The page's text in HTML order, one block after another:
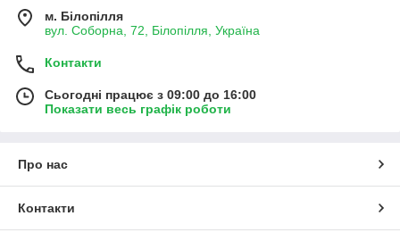
м. Білопілля
вул. Соборна, 72, Білопілля, Україна
Контакти
Сьогодні працює з 09:00 до 16:00
Показати весь графік роботи
Про нас
Контакти